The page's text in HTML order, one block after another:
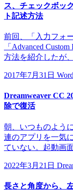
ス、チェックボッ
ト記述方法
前回、「入力フォ
「Advanced
方法を紹介したが
2017年7月31日
Dreamweaver CC
除で復活
朝、いつものよう
連のアプリを一気
ていない。起動画
2022年3月21日
長さと角度から、